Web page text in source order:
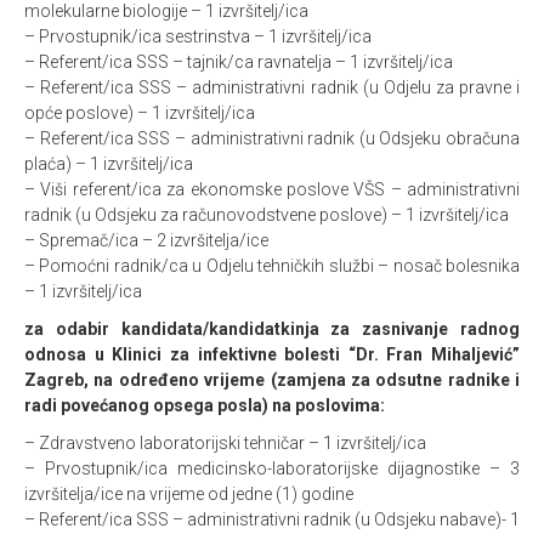
molekularne biologije – 1 izvršitelj/ica
– Prvostupnik/ica sestrinstva – 1 izvršitelj/ica
– Referent/ica SSS – tajnik/ca ravnatelja – 1 izvršitelj/ica
– Referent/ica SSS – administrativni radnik (u Odjelu za pravne i
opće poslove) – 1 izvršitelj/ica
– Referent/ica SSS – administrativni radnik (u Odsjeku obračuna
plaća) – 1 izvršitelj/ica
– Viši referent/ica za ekonomske poslove VŠS – administrativni
radnik (u Odsjeku za računovodstvene poslove) – 1 izvršitelj/ica
– Spremač/ica – 2 izvršitelja/ice
– Pomoćni radnik/ca u Odjelu tehničkih službi – nosač bolesnika
– 1 izvršitelj/ica
za odabir kandidata/kandidatkinja za zasnivanje radnog
odnosa u Klinici za infektivne bolesti “Dr. Fran Mihaljević”
Zagreb, na određeno vrijeme (zamjena za odsutne radnike i
radi povećanog opsega posla) na poslovima:
– Zdravstveno laboratorijski tehničar – 1 izvršitelj/ica
– Prvostupnik/ica medicinsko-laboratorijske dijagnostike – 3
izvršitelja/ice na vrijeme od jedne (1) godine
– Referent/ica SSS – administrativni radnik (u Odsjeku nabave)- 1